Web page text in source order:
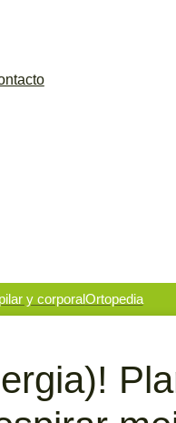
y corporalOrtopedia